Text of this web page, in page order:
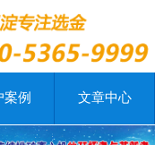
案例 文章中心